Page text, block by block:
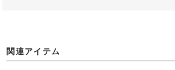
関連アイテム